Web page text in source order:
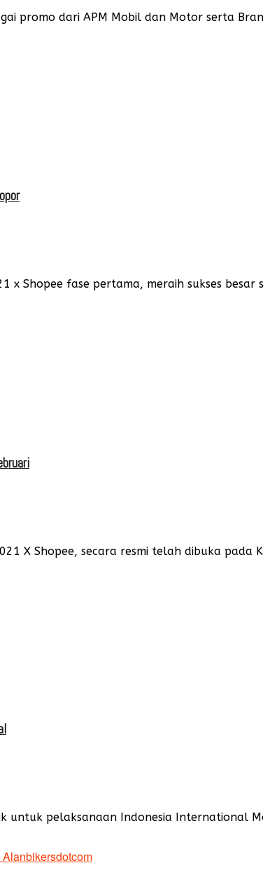
promo dari APM Mobil dan Motor serta
Shopee fase pertama, meraih sukses besar
X Shopee, secara resmi telah dibuka pada
untuk pelaksanaan Indonesia International